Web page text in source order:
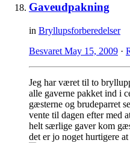
Gaveudpakning
in Bryllupsforberedelser
Besvaret May 15, 2009 ·
Jeg har været til to
alle gaverne pakket ind i
gæsterne og brudeparret
vente til dagen efter med
helt særlige gaver kom
det er jo noget hurtigere